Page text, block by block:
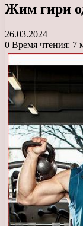
Жим гири
26.03.2024
0 Время чтения: 7